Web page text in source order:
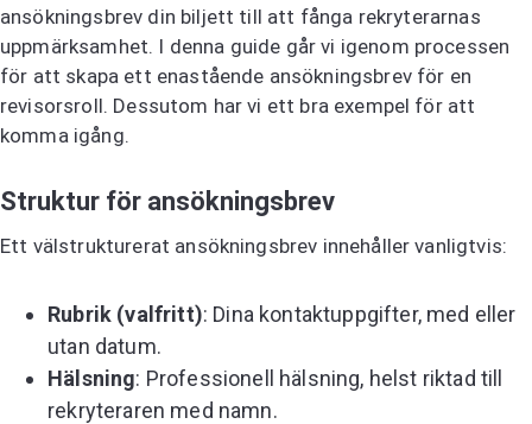
ansökningsbrev din biljett till att fånga rekryterarnas
uppmärksamhet. I denna guide går vi igenom processen
för att skapa ett enastående ansökningsbrev för en
revisorsroll. Dessutom har vi ett bra exempel för att
komma igång.
Struktur för ansökningsbrev
Ett välstrukturerat ansökningsbrev innehåller vanligtvis:
Rubrik (valfritt): Dina kontaktuppgifter, med eller
utan datum.
Hälsning: Professionell hälsning, helst riktad till
rekryteraren med namn.